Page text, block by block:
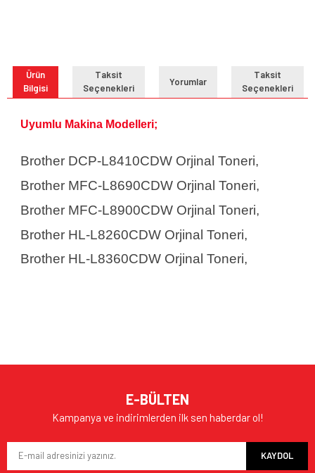
Ürün
Bilgisi
Taksit
Seçenekleri
Yorumlar
Taksit
Seçenekleri
Uyumlu Makina Modelleri;
Brother DCP-L8410CDW Orjinal Toneri,
Brother MFC-L8690CDW Orjinal Toneri,
Brother MFC-L8900CDW Orjinal Toneri,
Brother HL-L8260CDW Orjinal Toneri,
Brother HL-L8360CDW Orjinal Toneri,
Ürün resmi kalitesiz, bozuk veya görüntülenemiyor.
Ürün açıklamasında eksik bilgiler bulunuyor.
Ürün fiyatı diğer sitelerden daha pahalı.
E-BÜLTEN
Kampanya ve indirimlerden ilk sen haberdar ol!
KAYDOL